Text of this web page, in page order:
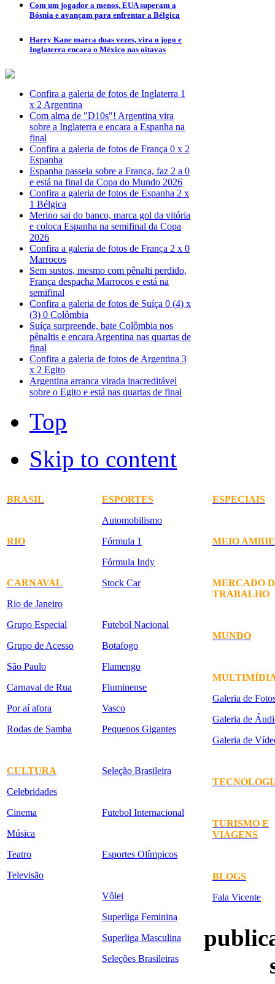
Com um jogador a menos, EUA superam a
Bósnia e avançam para enfrentar a Bélgica
Harry Kane marca duas vezes, vira o jogo e
Inglaterra encara o México nas oitavas
Confira a galeria de fotos de Inglaterra 1
x 2 Argentina
Com alma de "D10s"! Argentina vira
sobre a Inglaterra e encara a Espanha na
final
Confira a galeria de fotos de França 0 x 2
Espanha
Espanha passeia sobre a França, faz 2 a 0
e está na final da Copa do Mundo 2026
Confira a galeria de fotos de Espanha 2 x
1 Bélgica
Merino sai do banco, marca gol da vitória
e coloca Espanha na semifinal da Copa
2026
Confira a galeria de fotos de França 2 x 0
Marrocos
Sem sustos, mesmo com pênalti perdido,
França despacha Marrocos e está na
semifinal
Confira a galeria de fotos de Suíça 0 (4) x
(3) 0 Colômbia
Suíça surpreende, bate Colômbia nos
pênaltis e encara Argentina nas quartas de
final
Confira a galeria de fotos de Argentina 3
x 2 Egito
Argentina arranca virada inacreditável
sobre o Egito e está nas quartas de final
Top
Skip to content
BRASIL
RIO
CARNAVAL
Rio de Janeiro
Grupo Especial
Grupo de Acesso
São Paulo
Carnaval de Rua
Por aí afora
Rodas de Samba
CULTURA
Celebridades
Cinema
Música
Teatro
Televisão
ESPORTES
Automobilismo
Fórmula 1
Fórmula Indy
Stock Car
Futebol Nacional
Botafogo
Flamengo
Fluminense
Vasco
Pequenos Gigantes
Seleção Brasileira
Futebol Internacional
Esportes Olímpicos
Vôlei
Superliga Feminina
Superliga Masculina
Seleções Brasileiras
ESPECIAIS
MEIO
MERCADO
TRABALHO
MUNDO
Galeria de
Galeria de
Galeria de
TURISMO E
VIAGENS
BLOGS
Fala Vicente